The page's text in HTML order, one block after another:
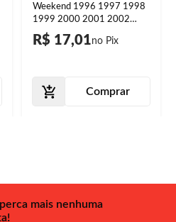
Weekend 1996 1997 1998
1999 2000 2001 2002
2003 2004 2005 2006 A
2015 Reparo Banco
R$ 17,01
Comprar
mais nenhuma